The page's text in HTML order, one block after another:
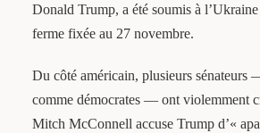
Donald Trump, a été soumis à
ferme fixée au 27 novembre.
Du côté américain, plusieurs sénateurs
comme démocrates — ont violemment
Mitch McConnell accuse Trump d’«